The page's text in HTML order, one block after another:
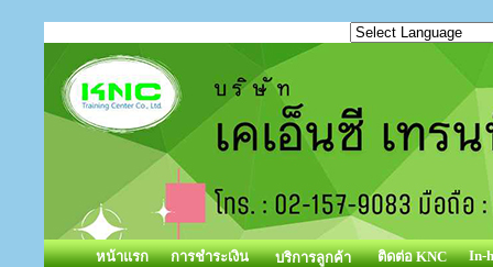
หน้าแรก การชำระเงิน บริการลูกค้า ติดต่อ KNC
In-